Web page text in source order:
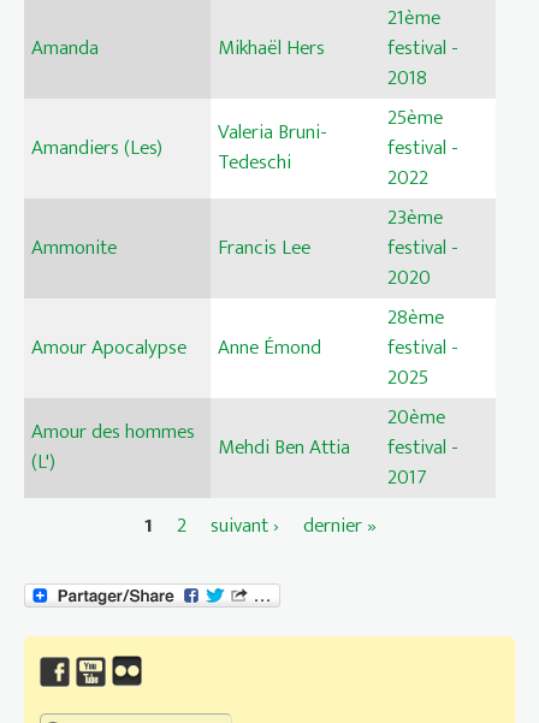
Amanda Mikhaël Hers
21ème
festival -
2018
Amandiers (Les)
Valeria Bruni-
Tedeschi
25ème
festival -
2022
Ammonite Francis Lee
23ème
festival -
2020
Amour Apocalypse Anne Émond
28ème
festival -
2025
Amour des hommes
(L')
Mehdi Ben Attia
20ème
festival -
2017
1 2 suivant › dernier »